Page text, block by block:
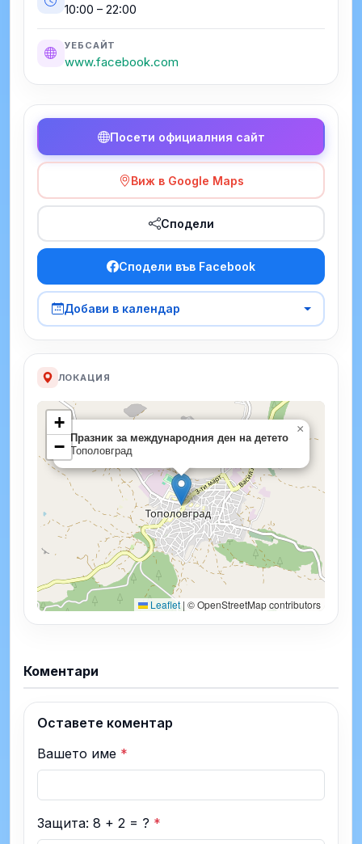
10:00 – 22:00
УЕБСАЙТ
www.facebook.com
Посети официалния сайт
Виж в Google Maps
Сподели
Сподели във Facebook
Добави в календар
ЛОКАЦИЯ
Празник за международния ден на детето
Тополовград
×
+
−
Leaflet | © OpenStreetMap contributors
Коментари
Оставете коментар
Вашето име *
Защита: 8 + 2 = ? *